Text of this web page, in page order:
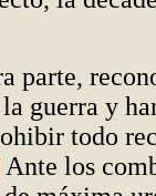
parte,
guerra y
todo
Ante los